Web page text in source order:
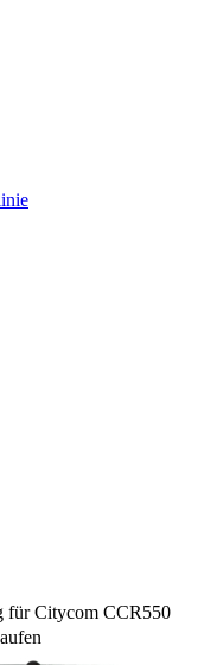
für Citycom CCR550